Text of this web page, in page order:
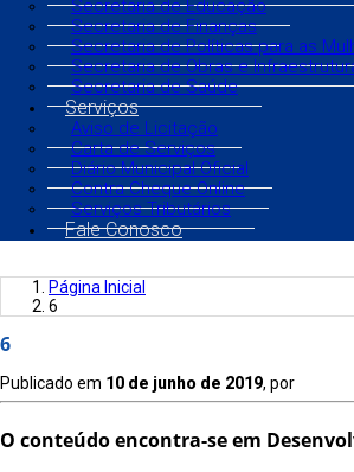
Secretaria de Educação
Secretaria de Finanças
Secretaria de Políticas para as
Secretaria de Obras e
Secretaria de Saúde
Serviços
Aviso de Licitação
Carta de Serviços
Diário Municipal Oficial
Contra Cheque Online
Serviços Tributários
Fale Conosco
Página Inicial
6
6
Publicado em 10 de junho de 2019, por
O conteúdo encontra-se em